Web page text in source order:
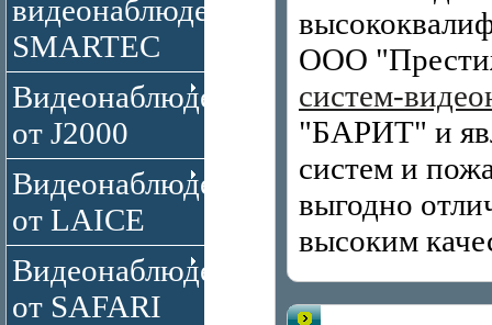
видеонаблюдения
SMARTEC
Видеонаблюдение
от J2000
Видеонаблюдение
от LAICE
Видеонаблюдение
от SAFARI
ООО
систем-
"БАРИТ" и
систем и
выгодно
высоким